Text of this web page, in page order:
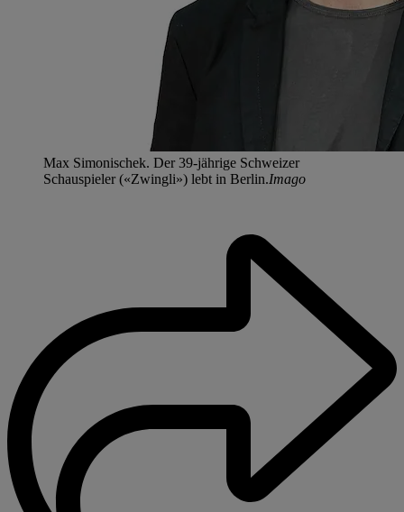
Max Simonischek. Der 39-jährige Schweizer
Schauspieler («Zwingli») lebt in Berlin.Imago